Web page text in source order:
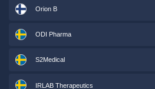
Orion B
ODI Pharma
S2Medical
IRLAB Therapeutics